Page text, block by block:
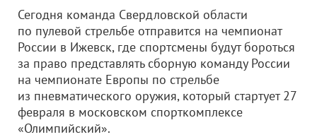
Сегодня команда Свердловской области
по пулевой стрельбе отправится на чемпионат
России в Ижевск, где спортсмены будут бороться
за право представлять сборную команду России
на чемпионате Европы по стрельбе
из пневматического оружия, который стартует 27
февраля в московском спорткомплексе
«Олимпийский».